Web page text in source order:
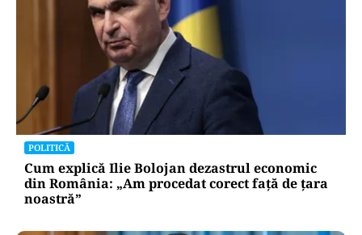
POLITICĂ
Cum explică Ilie Bolojan dezastrul economic
din România: „Am procedat corect față de țara
noastră”